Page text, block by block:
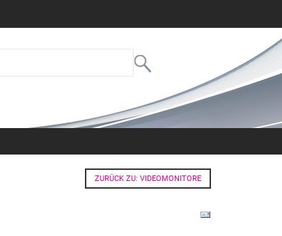
ZURÜCK ZU: VIDEOMONITORE